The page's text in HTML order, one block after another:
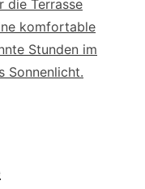
die Terrasse
komfortable
Stunden im
Sonnenlicht.